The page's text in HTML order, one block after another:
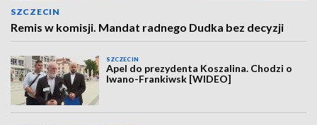
SZCZECIN
Remis w komisji. Mandat radnego Dudka bez decyzji
SZCZECIN
Apel do prezydenta Koszalina. Chodzi o
Iwano-Frankiwsk [WIDEO]